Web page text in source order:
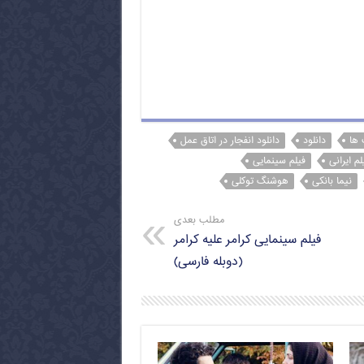
ها دانلود
دانلود انفجار در اتاق عمل
ایرانی
فیلم سینمایی
نیما بانکی هوشنگ توکلی
مطلب بعدی
فیلم سینمایی کرامر علیه کرامر
(دوبله فارسی)